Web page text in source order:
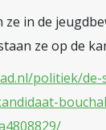
ze in de
ze op de
politiek/